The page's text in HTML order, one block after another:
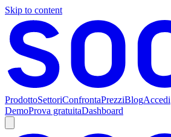
Skip to content
ProdottoSettoriConfrontaPrezziBlogAccedi
DemoProva gratuitaDashboard